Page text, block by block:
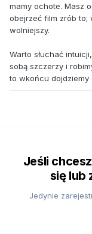
mamy ochote. Masz
obejrzeć film zrób to;
wolniejszy.
Warto słuchać
sobą szczerzy i
to wkońcu dojdziemy
Jeśli
się lub
Jedynie